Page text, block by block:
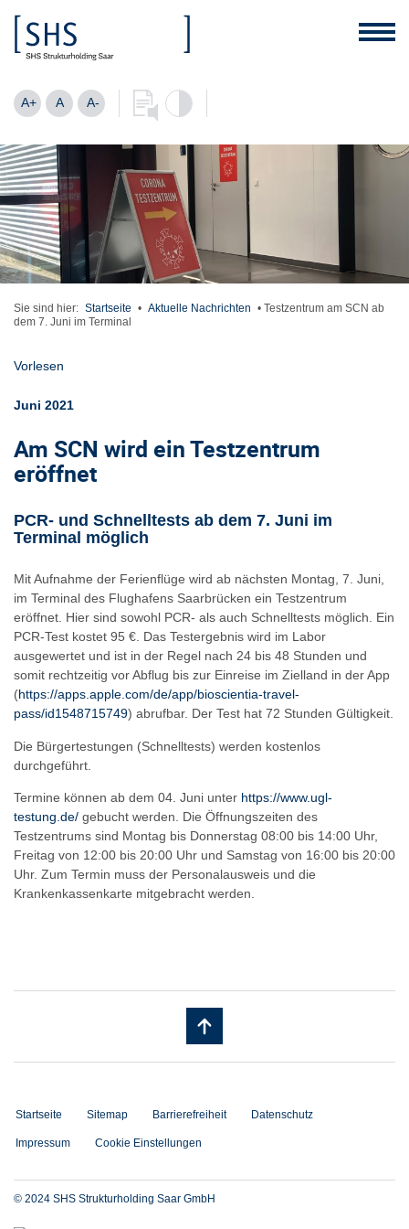
A+ A A-
Sie sind hier: Startseite • Aktuelle Nachrichten • Testzentrum am SCN ab
dem 7. Juni im Terminal
Vorlesen
Juni 2021
Am SCN wird ein Testzentrum
eröffnet
PCR- und Schnelltests ab dem 7. Juni im
Terminal möglich
Mit Aufnahme der Ferienflüge wird ab nächsten Montag, 7. Juni,
im Terminal des Flughafens Saarbrücken ein Testzentrum
eröffnet. Hier sind sowohl PCR- als auch Schnelltests möglich. Ein
PCR-Test kostet 95 €. Das Testergebnis wird im Labor
ausgewertet und ist in der Regel nach 24 bis 48 Stunden und
somit rechtzeitig vor Abflug bis zur Einreise im Zielland in der App
(https://apps.apple.com/de/app/bioscientia-travel-
pass/id1548715749) abrufbar. Der Test hat 72 Stunden Gültigkeit.
Die Bürgertestungen (Schnelltests) werden kostenlos
durchgeführt.
Termine können ab dem 04. Juni unter https://www.ugl-
testung.de/ gebucht werden. Die Öffnungszeiten des
Testzentrums sind Montag bis Donnerstag 08:00 bis 14:00 Uhr,
Freitag von 12:00 bis 20:00 Uhr und Samstag von 16:00 bis 20:00
Uhr. Zum Termin muss der Personalausweis und die
Krankenkassenkarte mitgebracht werden.
Startseite Sitemap Barrierefreiheit Datenschutz
Impressum Cookie Einstellungen
© 2024 SHS Strukturholding Saar GmbH